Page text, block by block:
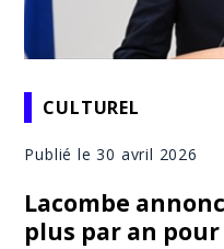
CULTUREL
Publié le 30 avril 2026
Lacombe
plus par an pour